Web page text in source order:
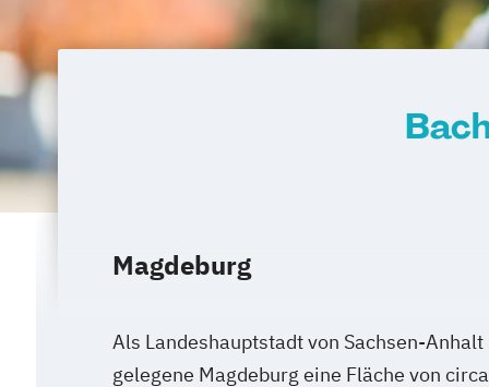
Magdeburg
Als Landeshauptstadt von Sachsen-
gelegene Magdeburg eine Fläche von